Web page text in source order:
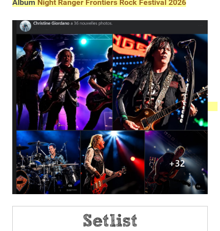
Album Night Ranger Frontiers Rock Festival 2026